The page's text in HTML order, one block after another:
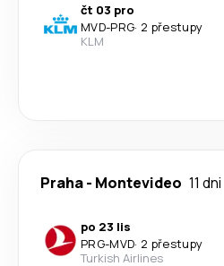
čt 03 pro
MVD-PRG· 2 přestupy
KLM
Praha- Montevideo 11 dni
po 23 lis
PRG-MVD· 2 přestupy
Turkish Airlines